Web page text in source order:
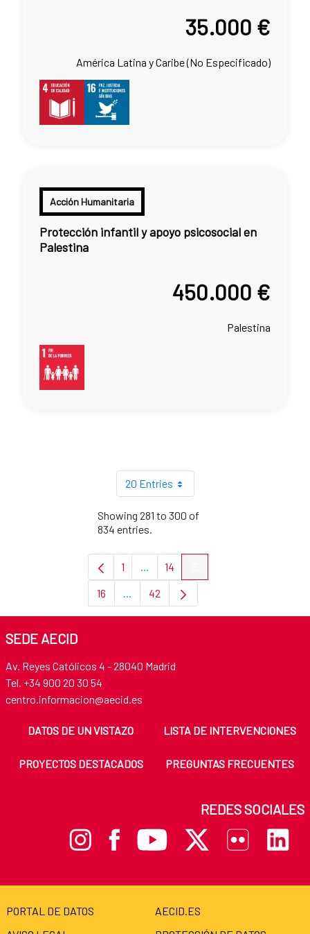
35.000 €
América Latina y Caribe (No Especificado)
Acción Humanitaria
Protección infantil y apoyo psicosocial en
Palestina
450.000 €
Palestina
20 Entries
Showing 281 to 300 of
834 entries.
Page
1 Intermediate Pages Use TAB to
Page
14
Page
16 Intermediate Pages Use TAB to
Page
42
SEDE AECID
Av. Reyes Católicos 4 - 28040 Madrid
Tel. +34 900 20 30 54
centro.informacion@aecid.es
DATOS DE UN VISTAZO LISTA DE INTERVENCIONES
PROYECTOS DESTACADOS PREGUNTAS FRECUENTES
REDES SOCIALES
PORTAL DE DATOS
AECID.ES